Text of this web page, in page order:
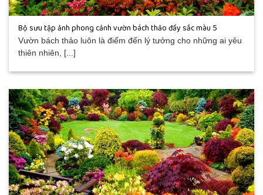
Bộ sưu tập ảnh phong cảnh vườn bách thảo đầy sắc màu 5
Vườn bách thảo luôn là điểm đến lý tưởng cho những ai yêu
thiên nhiên, [...]